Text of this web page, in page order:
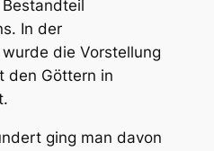
In der
die Vorstellung
den Göttern in
ging man davon